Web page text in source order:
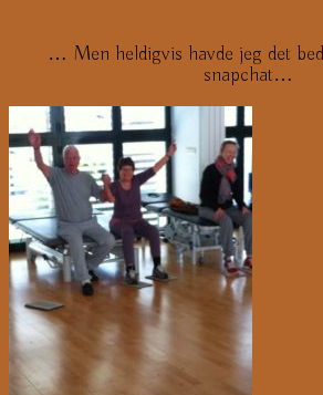
… Men heldigvis havde jeg det
snapchat…